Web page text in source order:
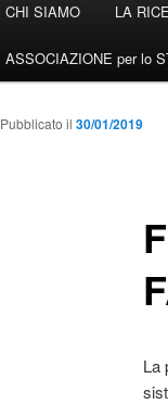
Vai
al
contenuto
CHI SIAMO LA
ASSOCIAZIONE per lo
Pubblicato il 30/01/2019
La